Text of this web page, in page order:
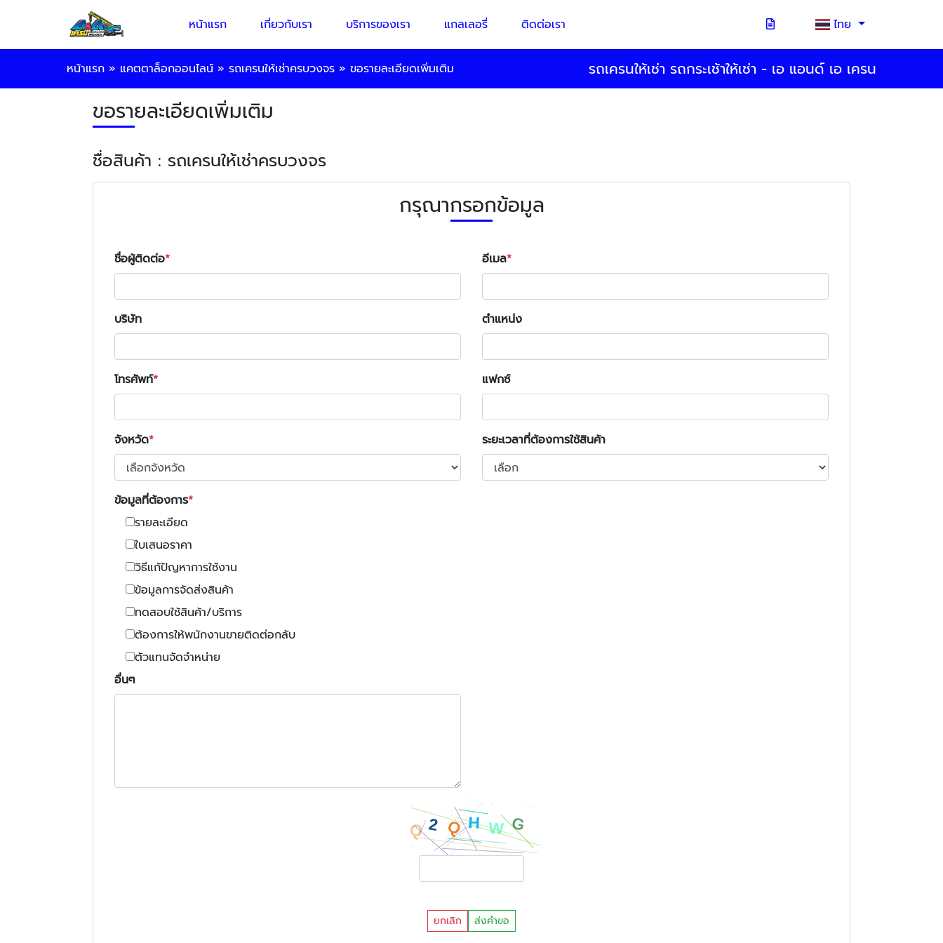
หน้าแรก เกี่ยวกับเรา บริการของเรา แกลเลอรี่ ติดต่อเรา ไทย
หน้าแรก » แคตตาล็อกออนไลน์ » รถเครนให้เช่าครบวงจร » ขอรายละเอียดเพิ่มเติม รถเครนให้เช่า รถกระเช้าให้เช่า - เอ แอนด์ เอ เครน
ขอรายละเอียดเพิ่มเติม
ชื่อสินค้า : รถเครนให้เช่าครบวงจร
กรุณากรอกข้อมูล
ชื่อผู้ติดต่อ อีเมล
บริษัท ตำแหน่ง
โทรศัพท์ แฟกซ์
จังหวัด ระยะเวลาที่ต้องการใช้สินค้า
ข้อมูลที่ต้องการ
รายละเอียด
ใบเสนอราคา
วิธีแก้ปัญหาการใช้งาน
ข้อมูลการจัดส่งสินค้า
ทดสอบใช้สินค้า/บริการ
ต้องการให้พนักงานขายติดต่อกลับ
ตัวแทนจัดจำหน่าย
อื่นๆ
ยกเลิก ส่งคำขอ